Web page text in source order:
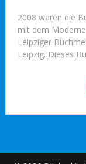
2008 waren die
mit dem
Leipziger
Leipzig. Dieses